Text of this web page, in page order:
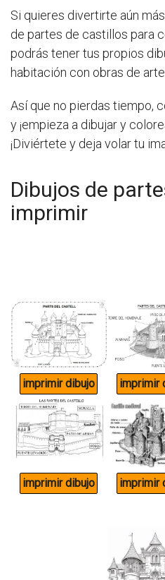
Si quieres divertirte aún
de partes de castillos para
podrás tener tus propios
habitación con obras de
Así que no pierdas tiempo,
y ¡empieza a dibujar y
¡Diviértete y deja volar tu
Dibujos de
imprimir